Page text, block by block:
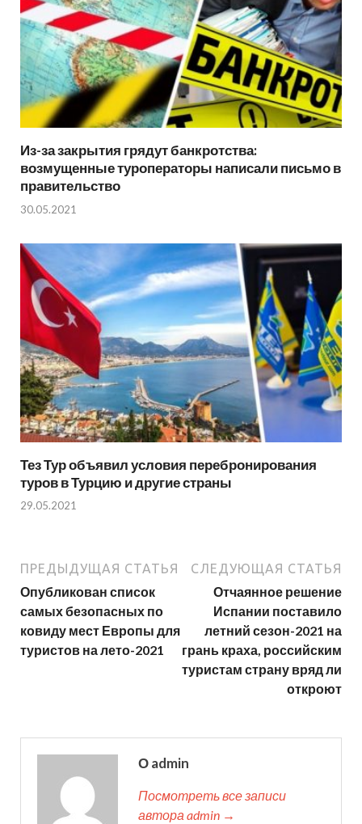
Из-за закрытия грядут банкротства:
возмущенные туроператоры написали письмо в
правительство
30.05.2021
Тез Тур объявил условия перебронирования
туров в Турцию и другие страны
29.05.2021
ПРЕДЫДУЩАЯ СТАТЬЯ
Опубликован список
самых безопасных по
ковиду мест Европы для
туристов на лето-2021
СЛЕДУЮЩАЯ СТАТЬЯ
Отчаянное решение
Испании поставило
летний сезон-2021 на
грань краха, российским
туристам страну вряд ли
откроют
О admin
Посмотреть все записи
автора admin →